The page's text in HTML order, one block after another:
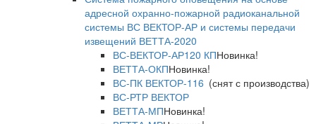
адресной охранно-пожарной радиоканальной
системы ВС ВЕКТОР-АР и системы передачи
извещений ВЕТТА-2020
ВС-ВЕКТОР-АР120 КПНовинка!
ВЕТТА-ОКПНовинка!
ВС-ПК ВЕКТОР-116 (снят с производства)
ВС-РТР ВЕКТОР
ВЕТТА-МПНовинка!